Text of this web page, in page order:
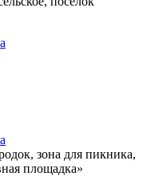
зона для пикника,
площадка»